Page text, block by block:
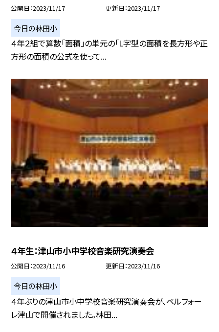
公開日 2023/11/17 更新日 2023/11/17
今日の林田小
４年２組で算数「面積」の単元の「L字型の面積を長方形や正
方形の面積の公式を使って...
４年生：津山市小中学校音楽研究演奏会
公開日 2023/11/16 更新日 2023/11/16
今日の林田小
４年ぶりの津山市小中学校音楽研究演奏会が、ベルフォー
レ津山で開催されました。林田...